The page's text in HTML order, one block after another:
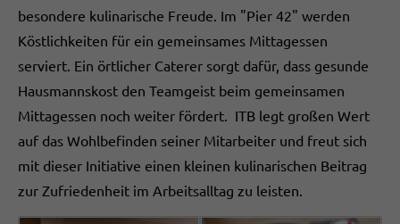
besondere kulinarische Freude. Im "Pier 42" werden
Köstlichkeiten für ein gemeinsames Mittagessen
serviert. Ein örtlicher Caterer sorgt dafür, dass gesunde
Hausmannskost den Teamgeist beim gemeinsamen
Mittagessen noch weiter fördert. ITB legt großen Wert
auf das Wohlbefinden seiner Mitarbeiter und freut sich
mit dieser Initiative einen kleinen kulinarischen Beitrag
zur Zufriedenheit im Arbeitsalltag zu leisten.